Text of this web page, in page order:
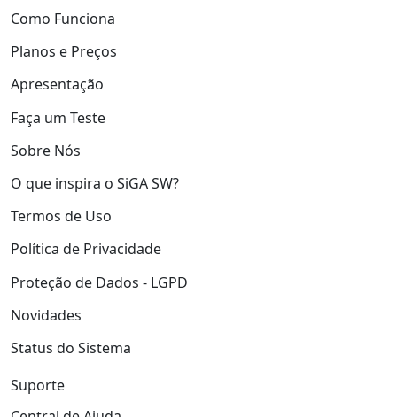
Como Funciona
Planos e Preços
Apresentação
Faça um Teste
Sobre Nós
O que inspira o SiGA SW?
Termos de Uso
Política de Privacidade
Proteção de Dados - LGPD
Novidades
Status do Sistema
Suporte